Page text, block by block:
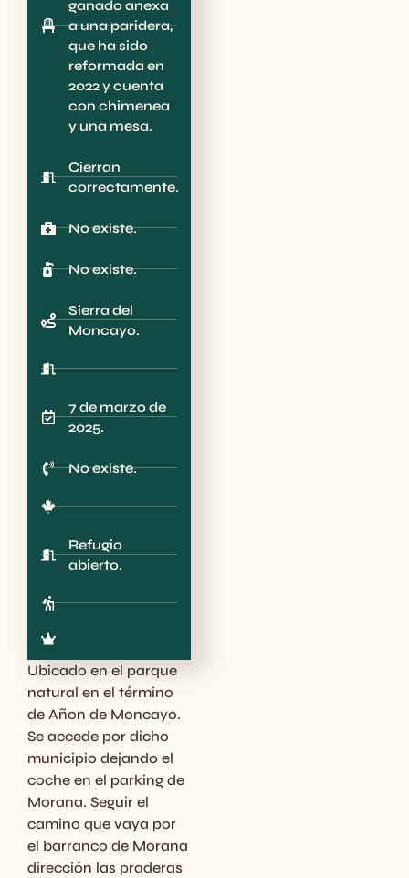
ganado anexa
a una paridera,
que ha sido
reformada en
2022 y cuenta
con chimenea
y una mesa.
Cierran
correctamente.
No existe.
No existe.
Sierra del
Moncayo.
7 de marzo de
2025.
No existe.
Refugio
abierto.
Ubicado en el parque
natural en el término
de Añon de Moncayo.
Se accede por dicho
municipio dejando el
coche en el parking de
Morana. Seguir el
camino que vaya por
el barranco de Morana
dirección las praderas